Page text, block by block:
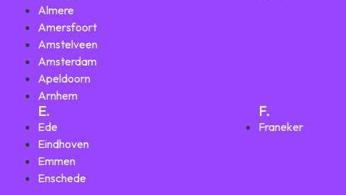
Almere
Amersfoort
Amstelveen
Amsterdam
Apeldoorn
Arnhem
E.
Ede
Eindhoven
Emmen
Enschede
F.
Franeker